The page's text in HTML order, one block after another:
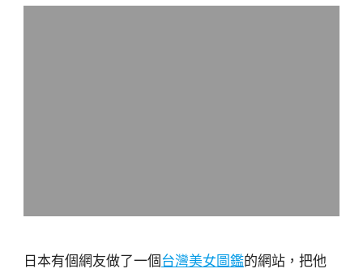
日本有個網友做了一個台灣美女圖鑑的網站，把他